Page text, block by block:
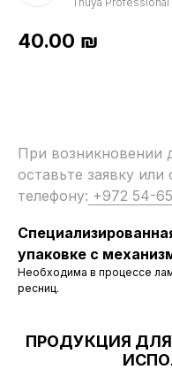
40.00 ₪
При возникновении
оставьте заявку
телефону: +972 54-
упаковке с
Необходима в процессе
ресниц.
ПРОДУКЦИЯ